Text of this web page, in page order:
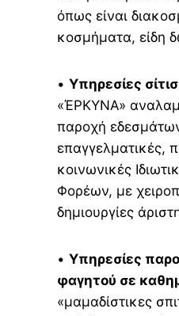
όπως είναι
κοσμήματα, είδη
• Υπηρεσίες
«ΈΡΚΥΝΑ»
παροχή
επαγγελματικές,
κοινωνικές
Φορέων, με
δημιουργίες
• Υπηρεσίες
φαγητού σε
«μαμαδίστικες